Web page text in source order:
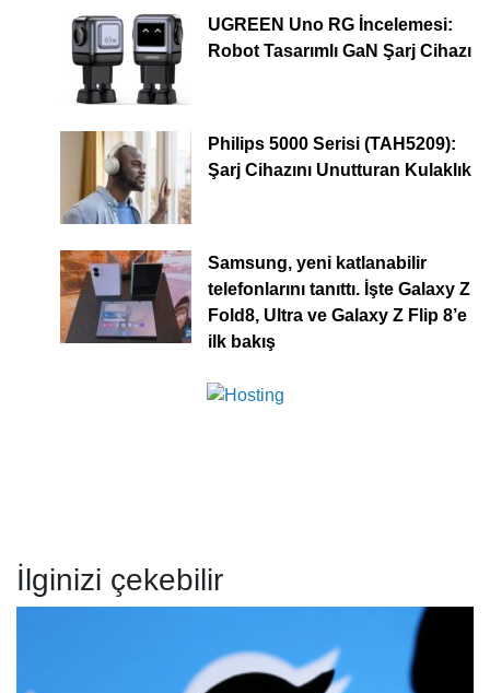
UGREEN Uno RG İncelemesi:
Robot Tasarımlı GaN Şarj Cihazı
Philips 5000 Serisi (TAH5209):
Şarj Cihazını Unutturan Kulaklık
Samsung, yeni katlanabilir
telefonlarını tanıttı. İşte Galaxy Z
Fold8, Ultra ve Galaxy Z Flip 8’e
ilk bakış
İlginizi çekebilir